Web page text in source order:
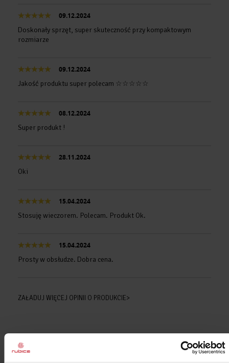
09.12.2024
Doskonały sprzęt, super skuteczność przy kompaktowym
rozmiarze
09.12.2024
Jakość produktu super polecam ☆☆☆☆☆
08.12.2024
Super produkt !
28.11.2024
Oki
15.04.2024
Stosuję wieczorem. Polecam. Produkt Ok.
15.04.2024
Prosty w obsłudze. Dobra cena.
ZAŁADUJ WIĘCEJ OPINII O PRODUKCIE>